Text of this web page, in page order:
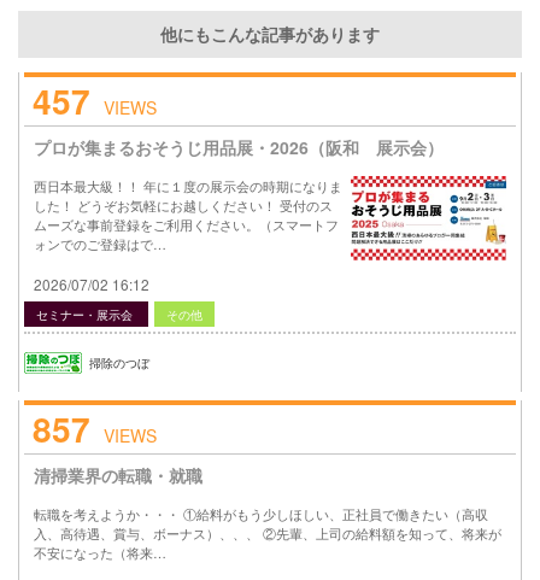
他にもこんな記事があります
457 VIEWS
プロが集まるおそうじ用品展・2026（阪和 展示会）
西日本最大級！！ 年に１度の展示会の時期になりま
した！ どうぞお気軽にお越しください！ 受付のス
ムーズな事前登録をご利用ください。（スマートフ
ォンでのご登録はで…
2026/07/02 16:12
セミナー・展示会 その他
掃除のつぼ
857 VIEWS
清掃業界の転職・就職
転職を考えようか・・・ ①給料がもう少しほしい、正社員で働きたい（高収
入、高待遇、賞与、ボーナス）、、、 ②先輩、上司の給料額を知って、将来が
不安になった（将来…